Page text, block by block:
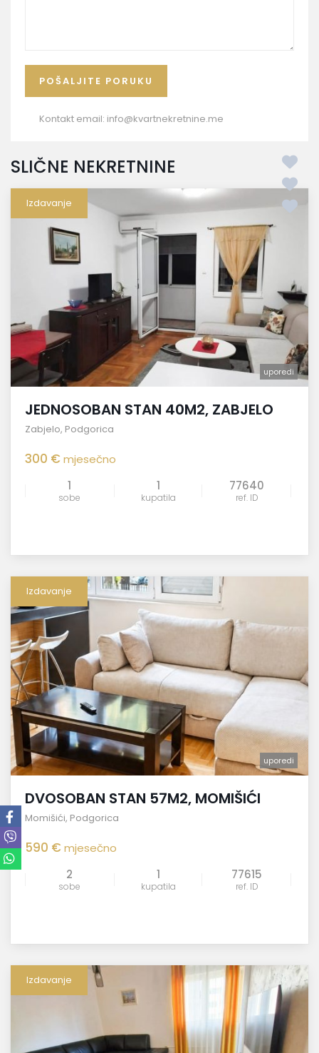
Kontakt email: info@kvartnekretnine.me
SLIČNE NEKRETNINE
Izdavanje
uporedi
JEDNOSOBAN STAN 40M2, ZABJELO
Zabjelo, Podgorica
300 €mjesečno
1
sobe
1
kupatila
77640
ref. ID
Izdavanje
uporedi
DVOSOBAN STAN 57M2, MOMIŠIĆI
Momišići, Podgorica
590 €mjesečno
2
sobe
1
kupatila
77615
ref. ID
Izdavanje